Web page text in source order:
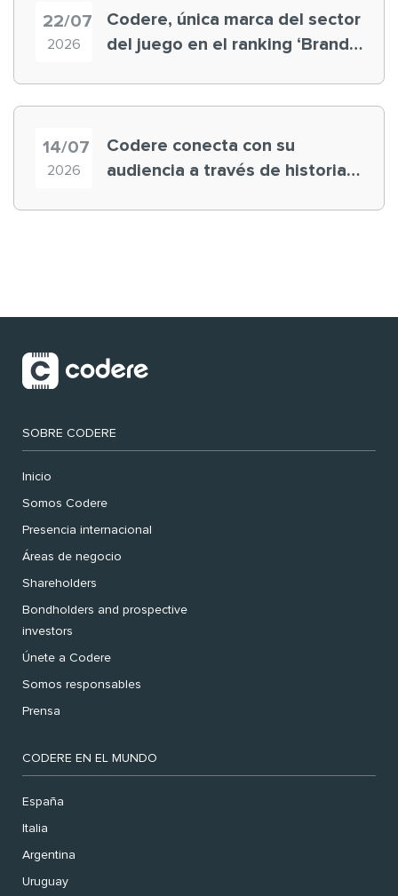
22/07
2026
Codere, única marca del sector
del juego en el ranking ‘Brand
14/07
2026
Codere conecta con su
audiencia a través de historias
SOBRE CODERE
Inicio
Somos Codere
Presencia internacional
Áreas de negocio
Shareholders
Bondholders and prospective
investors
Únete a Codere
Somos responsables
Prensa
CODERE EN EL MUNDO
España
Italia
Argentina
Uruguay